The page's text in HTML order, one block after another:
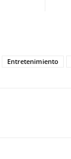
Entretenimiento